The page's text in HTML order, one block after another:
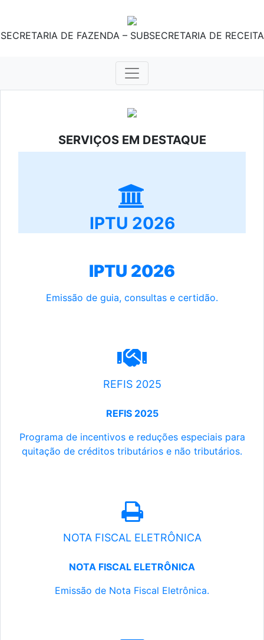
SECRETARIA DE FAZENDA – SUBSECRETARIA DE RECEITA
SERVIÇOS EM DESTAQUE
IPTU 2026
IPTU 2026
Emissão de guia, consultas e certidão.
REFIS 2025
REFIS 2025
Programa de incentivos e reduções especiais para
quitação de créditos tributários e não tributários.
NOTA FISCAL ELETRÔNICA
NOTA FISCAL ELETRÔNICA
Emissão de Nota Fiscal Eletrônica.